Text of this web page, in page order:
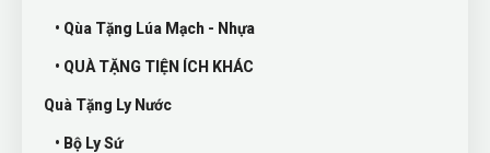
• Qùa Tặng Lúa Mạch - Nhựa
• QUÀ TẶNG TIỆN ÍCH KHÁC
Quà Tặng Ly Nước
• Bộ Ly Sứ